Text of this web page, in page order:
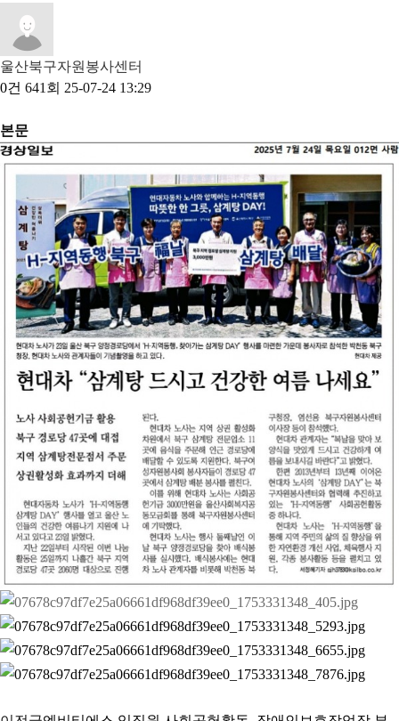
울산북구자원봉사센터
0건 641회 25-07-24 13:29
본문